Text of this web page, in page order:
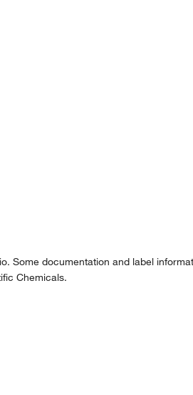
documentation and label
Chemicals.